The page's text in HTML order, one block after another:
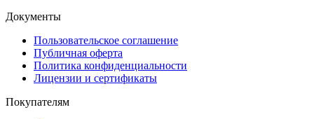
Документы
Пользовательское соглашение
Публичная оферта
Политика конфиденциальности
Лицензии и сертификаты
Покупателям